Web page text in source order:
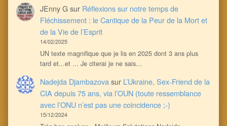
JEnny Gsur Réflexions sur notre temps de
Fléchissement : le Cantique de la Peur de la Mort et
de la Vie de l’Esprit
14/02/2025
UN texte magnifique que je lis en 2025 dont 3 ans plus
tard et...et ... Je citerai je ne sais…
Nadejda Djambazovasur L’Ukraine, Sex-Friend de la
CIA depuis 75 ans, via l’OUN (toute ressemblance
avec l’ONU n’est pas une coincidence ;-)
15/12/2024